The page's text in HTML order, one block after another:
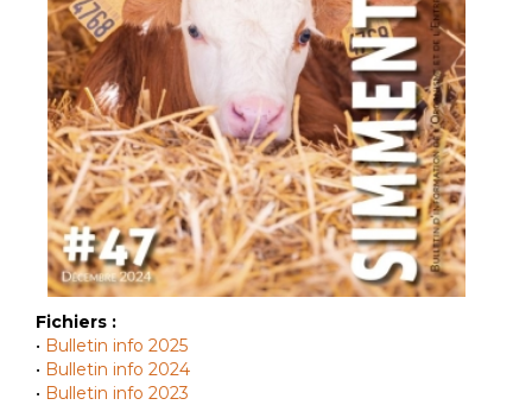
Fichiers :
• Bulletin info 2025
• Bulletin info 2024
• Bulletin info 2023